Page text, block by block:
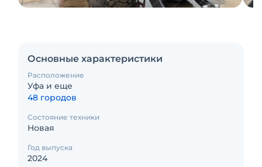
Основные характеристики
Расположение
Уфа и еще
48 городов
Состояние техники
Новая
Год выпуска
2024